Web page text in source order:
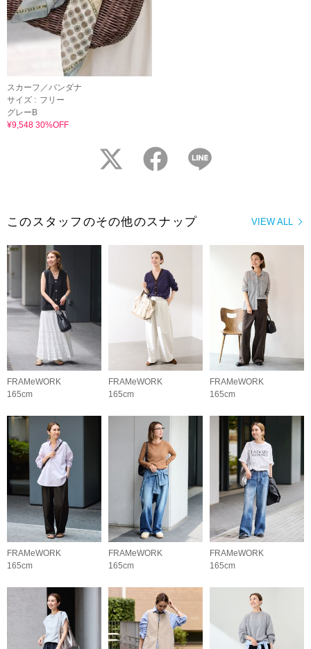
スカーフ／バンダナ
サイズ : フリー
グレーB
¥9,548 30%OFF
twitter facebook
VIEW ALL
このスタッフのその他のスナップ
FRAMeWORK
165cm
FRAMeWORK
165cm
FRAMeWORK
165cm
FRAMeWORK
165cm
FRAMeWORK
165cm
FRAMeWORK
165cm